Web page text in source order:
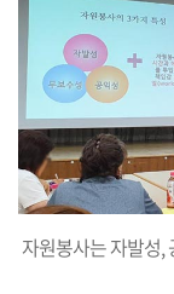
자원봉사는 자발성